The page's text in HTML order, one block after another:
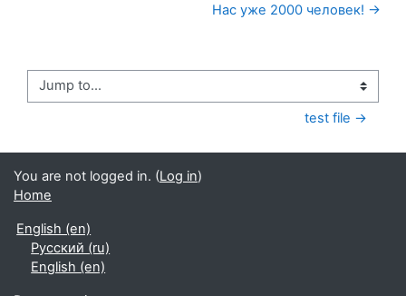
Нас уже 2000 человек! →
Jump to...
test file →
You are not logged in. (Log in)
Home
English ‎(en)‎
Русский ‎(ru)‎
English ‎(en)‎